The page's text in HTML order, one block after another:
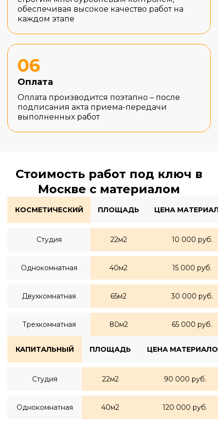
обеспечивая высокое качество работ на
каждом этапе
06
Оплата
Оплата производится поэтапно – после
подписания акта приема-передачи
выполненных работ
Стоимость работ под ключ в
Москве с материалом
КОСМЕТИЧЕСКИЙ ПЛОЩАДЬ ЦЕНА
Студия 22м2 10 000 руб.
Однокомнатная 40м2 15 000 руб.
Двухкомнатная 65м2 30 000 руб.
Трехкомнатная 80м2 65 000 руб.
КАПИТАЛЬНЫЙ ПЛОЩАДЬ ЦЕНА
Студия 22м2 90 000 руб.
Однокомнатная 40м2 120 000 руб.